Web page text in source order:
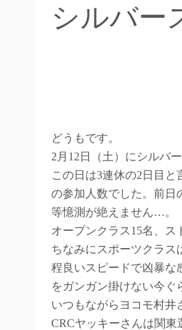
シルバー
どうもです。
2月12日（土）にシルバ
この日は3連休の2日目
の参加人数でした。前日
等憶測が絶えません…。
オープンクラス15名、ス
ちなみにスポーツクラス
程良いスピードで凶暴な
をガンガン掛けない今ぐ
いつもながらヨコモ村井
CRCヤッキーさんは関東